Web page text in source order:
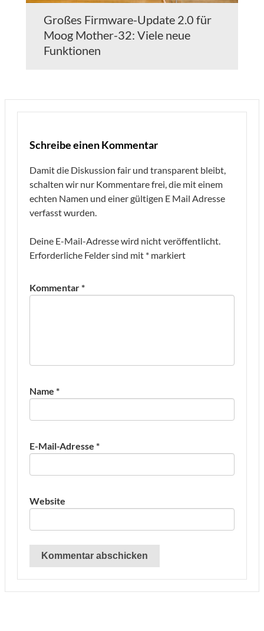
Großes Firmware-Update 2.0 für
Moog Mother-32: Viele neue
Funktionen
Schreibe einen Kommentar
Damit die Diskussion fair und transparent bleibt,
schalten wir nur Kommentare frei, die mit einem
echten Namen und einer gültigen E Mail Adresse
verfasst wurden.
Deine E-Mail-Adresse wird nicht veröffentlicht.
Erforderliche Felder sind mit * markiert
Kommentar*
Name *
E-Mail-Adresse *
Website